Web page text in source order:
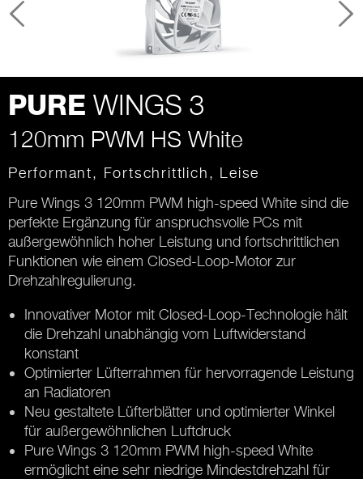
PURE WINGS 3
120mm PWM HS White
Performant, Fortschrittlich, Leise
Pure Wings 3 120mm PWM high-speed White sind die
perfekte Ergänzung für anspruchsvolle PCs mit
außergewöhnlich hoher Leistung und fortschrittlichen
Funktionen wie einem Closed-Loop-Motor zur
Drehzahlregulierung.
Innovativer Motor mit Closed-Loop-Technologie hält
die Drehzahl unabhängig vom Luftwiderstand
konstant
Optimierter Lüfterrahmen für hervorragende Leistung
an Radiatoren
Neu gestaltete Lüfterblätter und optimierter Winkel
für außergewöhnlichen Luftdruck
Pure Wings 3 120mm PWM high-speed White
ermöglicht eine sehr niedrige Mindestdrehzahl für